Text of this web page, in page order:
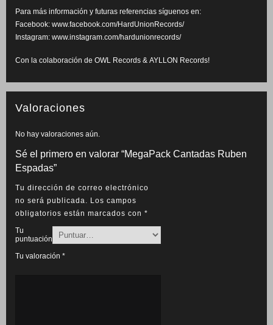
Para más información y futuras referencias síguenos en:
Facebook: www.facebook.com/HardUnionRecords/
Instagram: www.instagram.com/hardunionrecords/
Con la colaboración de OWL Records & AYLLON Records!
Valoraciones
No hay valoraciones aún.
Sé el primero en valorar “MegaPack Cantadas Ruben
Espadas”
Tu dirección de correo electrónico
no será publicada.
Los campos
obligatorios están marcados con *
Tu
puntuación
Tu valoración *